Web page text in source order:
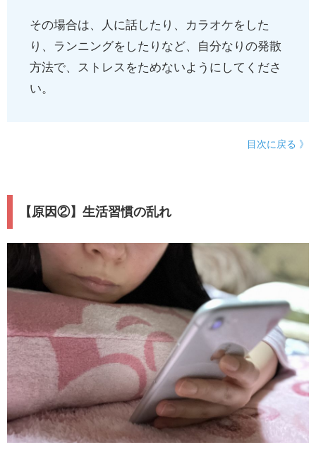
その場合は、人に話したり、カラオケをした
り、ランニングをしたりなど、自分なりの発散
方法で、ストレスをためないようにしてくださ
い。
目次に戻る 》
【原因②】生活習慣の乱れ